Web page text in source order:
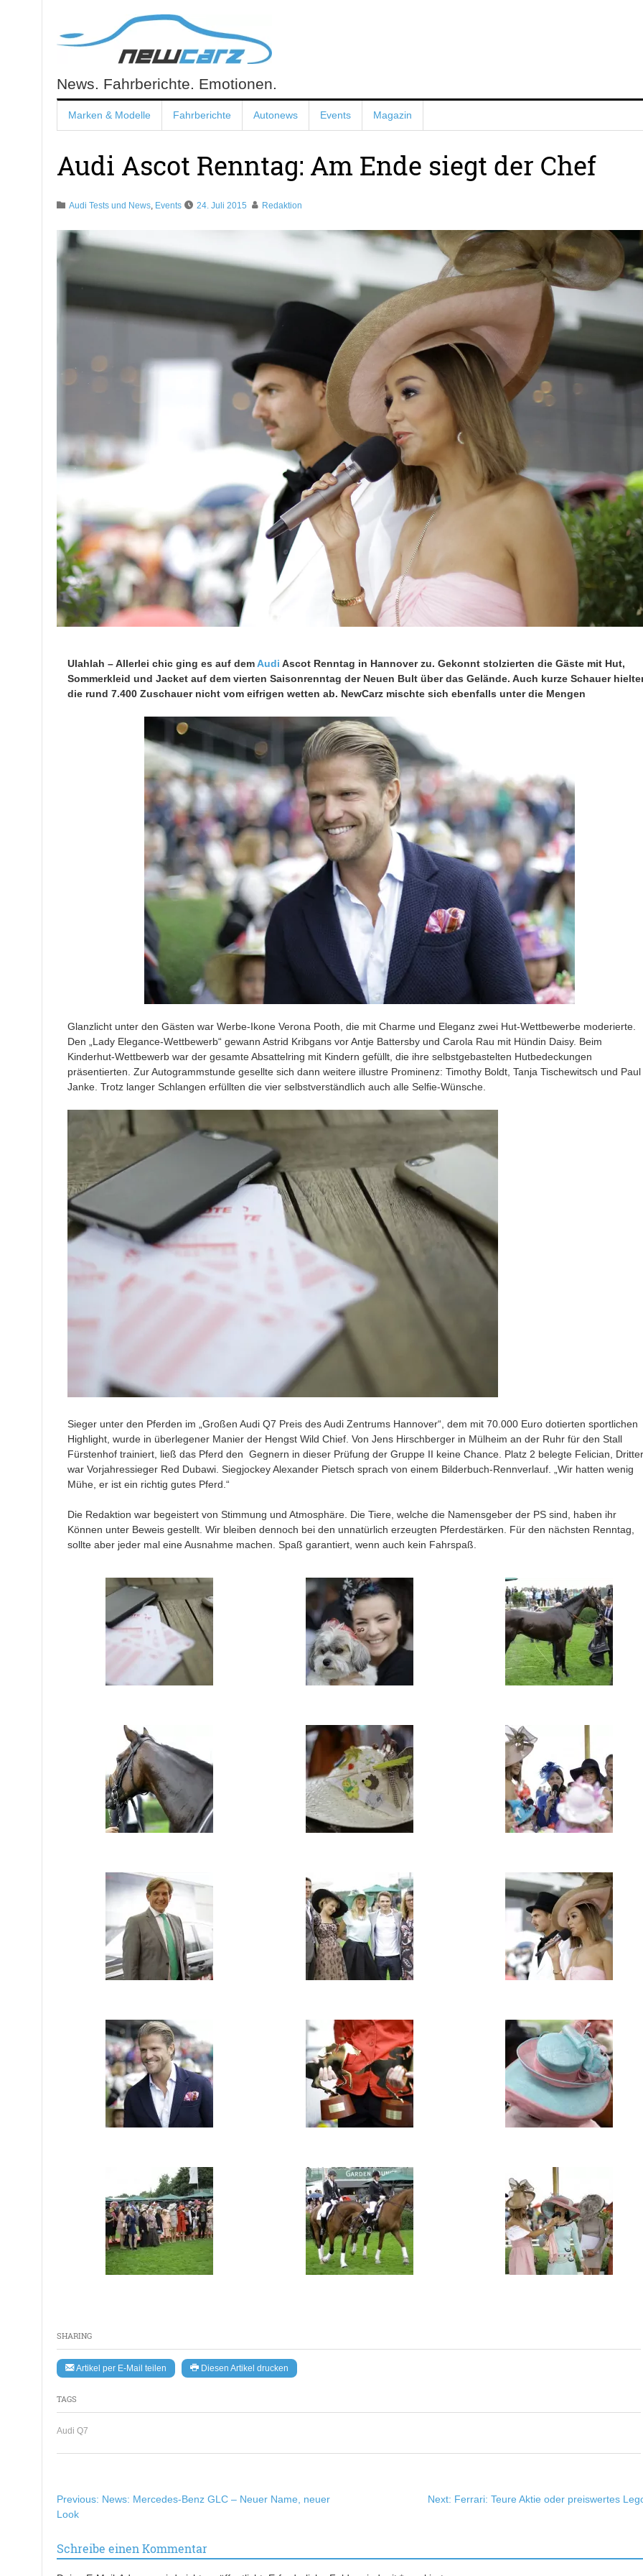
content
NewCarz.de
News. Fahrberichte. Emotionen.
Marken & Modelle Fahrberichte Autonews Events Magazin
Audi Ascot Renntag: Am Ende siegt der Chef
Audi Tests und News, Events 24. Juli 2015 Redaktion
SHARING
Artikel per E-Mail teilen Diesen Artikel drucken
TAGS
Audi Q7
Ulahlah – Allerlei chic ging es auf demAudi Ascot Renntag in Hannover zu. Gekonnt stolzierten die Gäste mit Hut,
Sommerkleid und Jacket auf dem vierten Saisonrenntag der Neuen Bult über das Gelände. Auch kurze Schauer
die rund 7.400 Zuschauer nicht vom eifrigen wetten ab. NewCarz mischte sich ebenfalls unter die Mengen
Glanzlicht unter den Gästen war Werbe-Ikone Verona Pooth, die mit Charme und Eleganz zwei Hut-Wettbewerbe moderierte.
Den „Lady Elegance-Wettbewerb“ gewann Astrid Kribgans vor Antje Battersby und Carola Rau mit Hündin Daisy. Beim
Kinderhut-Wettbewerb war der gesamte Absattelring mit Kindern gefüllt, die ihre selbstgebastelten Hutbedeckungen
präsentierten. Zur Autogrammstunde gesellte sich dann weitere illustre Prominenz: Timothy Boldt, Tanja Tischewitsch und Paul
Janke. Trotz langer Schlangen erfüllten die vier selbstverständlich auch alle Selfie-Wünsche.
Sieger unter den Pferden im „Großen Audi Q7 Preis des Audi Zentrums Hannover“, dem mit 70.000 Euro dotierten sportlichen
Highlight, wurde in überlegener Manier der Hengst Wild Chief. Von Jens Hirschberger in Mülheim an der Ruhr für den Stall
Fürstenhof trainiert, ließ das Pferd den Gegnern in dieser Prüfung der Gruppe II keine Chance. Platz 2 belegte Felician, Dritter
war Vorjahressieger Red Dubawi. Siegjockey Alexander Pietsch sprach von einem Bilderbuch-Rennverlauf. „Wir hatten wenig
Mühe, er ist ein richtig gutes Pferd.“
Die Redaktion war begeistert von Stimmung und Atmosphäre. Die Tiere, welche die Namensgeber der PS sind, haben ihr
Können unter Beweis gestellt. Wir bleiben dennoch bei den unnatürlich erzeugten Pferdestärken. Für den nächsten Renntag,
sollte aber jeder mal eine Ausnahme machen. Spaß garantiert, wenn auch kein Fahrspaß.
Beitragsnavigation
Previous: News: Mercedes-Benz GLC – Neuer Name, neuer
Look
Next: Ferrari: Teure Aktie oder preiswertes
Schreibe einen Kommentar